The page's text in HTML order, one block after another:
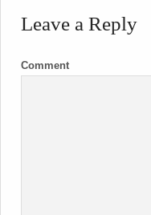
Leave a Reply
Comment